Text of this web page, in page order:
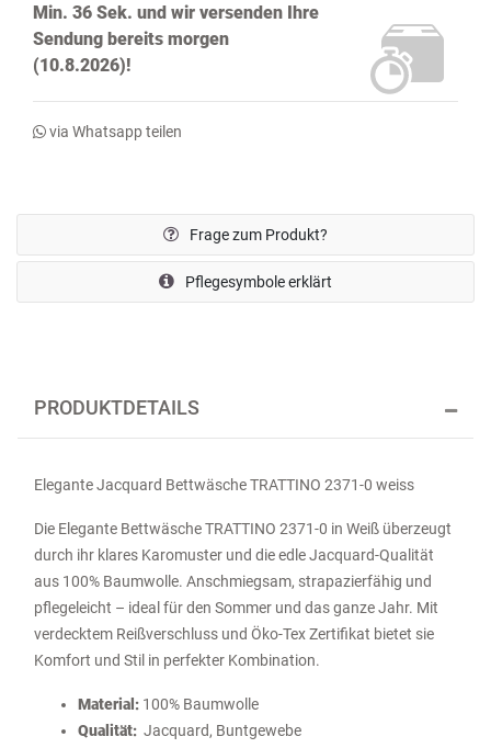
Min. 35 Sek. und wir versenden Ihre
Sendung bereits morgen
(10.8.2026)!
via Whatsapp teilen
Frage zum Produkt?
Pflegesymbole erklärt
PRODUKTDETAILS
Elegante Jacquard Bettwäsche TRATTINO 2371-0 weiss
Die Elegante Bettwäsche TRATTINO 2371-0 in Weiß überzeugt
durch ihr klares Karomuster und die edle Jacquard-Qualität
aus 100% Baumwolle. Anschmiegsam, strapazierfähig und
pflegeleicht – ideal für den Sommer und das ganze Jahr. Mit
verdecktem Reißverschluss und Öko-Tex Zertifikat bietet sie
Komfort und Stil in perfekter Kombination.
Material: 100% Baumwolle
Qualität: Jacquard, Buntgewebe